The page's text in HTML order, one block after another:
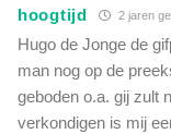
hoogtijd 2 jaren
Hugo de Jonge de
man nog op de
geboden o.a. gij zult
verkondigen is mij